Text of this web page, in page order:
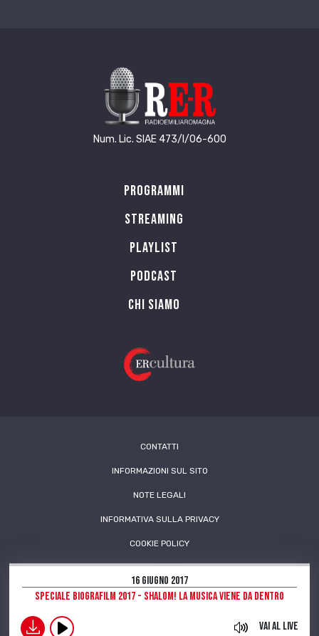
download
16 Giugno 2017
Speciale Biografilm 2017 - Shalom! La musica viene da dentro
Vai al live
Num. Lic. SIAE 473/I/06-600
Programmi
Streaming
Playlist
PODCAST
Chi siamo
CONTATTI
INFORMAZIONI SUL SITO
NOTE LEGALI
INFORMATIVA SULLA PRIVACY
COOKIE POLICY